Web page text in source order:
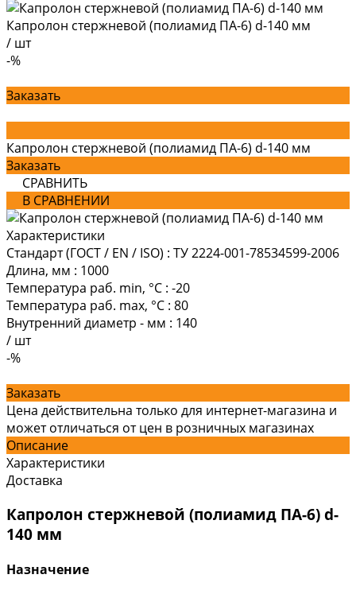
Капролон стержневой (полиамид ПА-6) d-140 мм
/ шт
-%
Заказать
Капролон стержневой (полиамид ПА-6) d-140 мм
Заказать
СРАВНИТЬ
В СРАВНЕНИИ
Характеристики
Стандарт (ГОСТ / EN / ISO) : ТУ 2224-001-78534599-2006
Длина, мм : 1000
Температура раб. min, °C : -20
Температура раб. max, °C : 80
Внутренний диаметр - мм : 140
/ шт
-%
Заказать
Цена действительна только для интернет-магазина и
может отличаться от цен в розничных магазинах
Описание
Характеристики
Доставка
Капролон стержневой (полиамид ПА-6) d-
140 мм
Назначение